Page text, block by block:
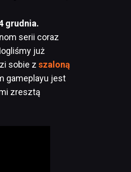
grudnia.
serii coraz
już
sobie z szaloną
gameplayu jest
zresztą